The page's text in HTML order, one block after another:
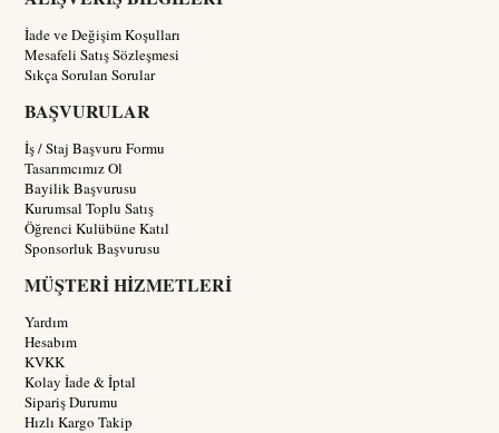
İade ve Değişim Koşulları
Mesafeli Satış Sözleşmesi
Sıkça Sorulan Sorular
BAŞVURULAR
İş / Staj Başvuru Formu
Tasarımcımız Ol
Bayilik Başvurusu
Kurumsal Toplu Satış
Öğrenci Kulübüne Katıl
Sponsorluk Başvurusu
MÜŞTERİ HİZMETLERİ
Yardım
Hesabım
KVKK
Kolay İade & İptal
Sipariş Durumu
Hızlı Kargo Takip